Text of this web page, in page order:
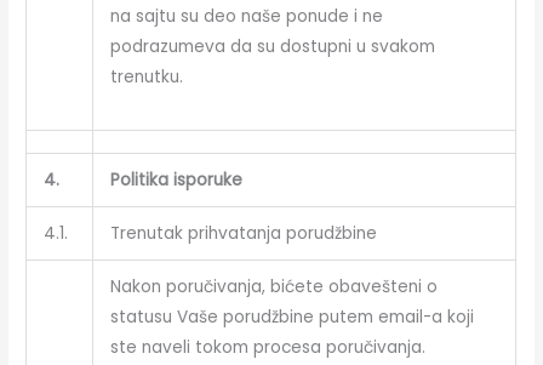
na sajtu su deo naše ponude i ne
podrazumeva da su dostupni u svakom
trenutku.
4. Politika isporuke
4.1. Trenutak prihvatanja porudžbine
Nakon poručivanja, bićete obavešteni o
statusu Vaše porudžbine putem email-a koji
ste naveli tokom procesa poručivanja.